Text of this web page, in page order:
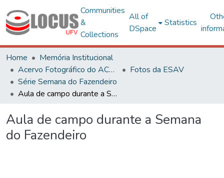
Communities
&
Collections
All of
DSpace
Statistics
Home
Memória Institucional
Acervo Fotográfico do ACH-UFV
Fotos da ESAV
Série Semana do Fazendeiro
Aula de campo durante a Semana do Fazendeiro
Aula de campo durante a Semana
do Fazendeiro